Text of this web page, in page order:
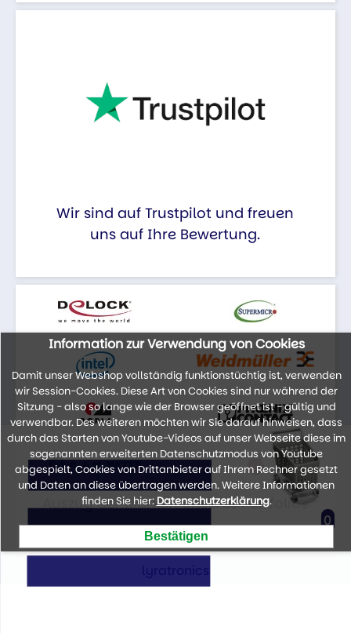
Wir sind auf Trustpilot und freuen
uns auf Ihre Bewertung.
Auszug der Marken unseres Portfolios
Information zur Verwendung von Cookies
Damit unser Webshop vollständig funktionstüchtig ist, verwenden
wir Session-Cookies. Diese Art von Cookies sind nur während der
Sitzung - also so lange wie der Browser geöffnet ist - gültig und
verwendbar. Des weiteren möchten wir Sie darauf hinweisen, dass
durch das Starten von Youtube-Videos auf unser Webseite diese im
sogenannten erweiterten Datenschutzmodus von Youtube
abgespielt, Cookies von Drittanbieter auf Ihrem Rechner gesetzt
und Daten an diese übertragen werden. Weitere Informationen
finden Sie hier: Datenschutzerklärung.
0